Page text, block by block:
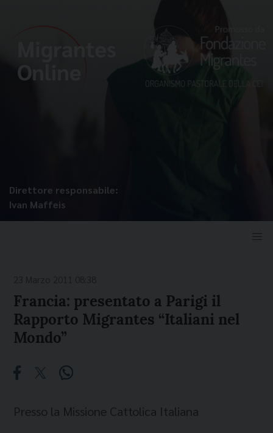
Direttore responsabile:
Ivan Maffeis
Francia: presentato a Parigi il
Rapporto Migrantes “Italiani nel
Mondo”
Presso la Missione Cattolica Italiana